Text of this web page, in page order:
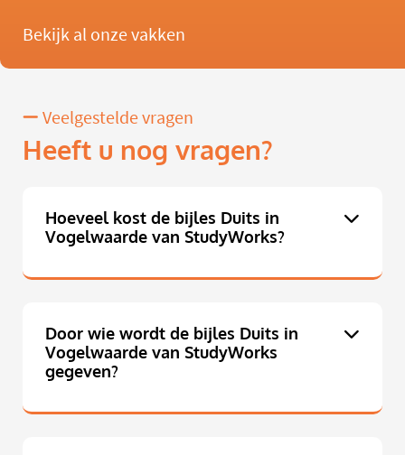
Bekijk al onze vakken
Veelgestelde vragen
Heeft u nog vragen?
Hoeveel kost de bijles Duits in
Vogelwaarde van StudyWorks?
Door wie wordt de bijles Duits in
Vogelwaarde van StudyWorks
gegeven?